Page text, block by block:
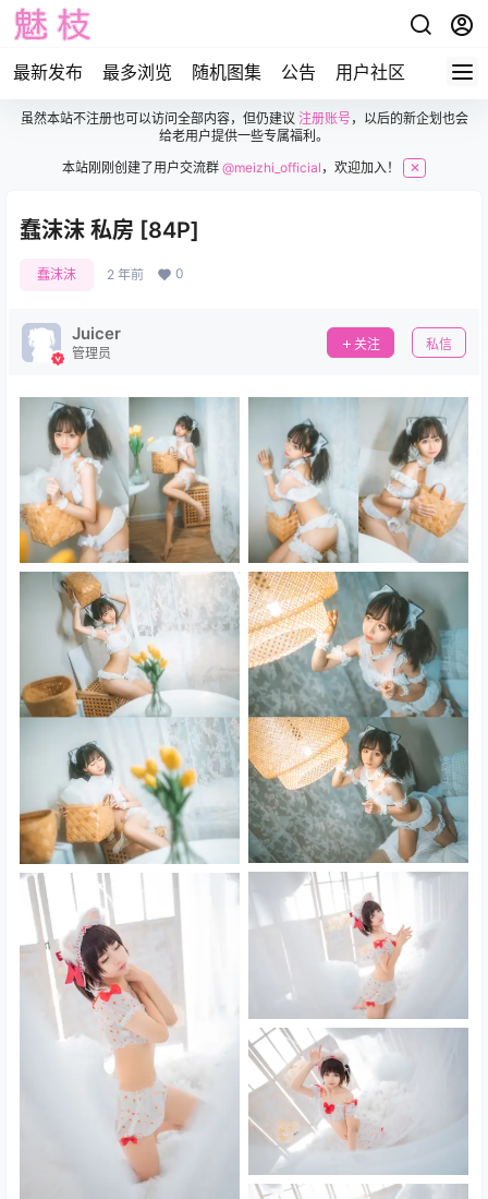
最新发布 最多浏览 随机图集 公告 用户社区
虽然本站不注册也可以访问全部内容，但仍建议 注册账号，以后的新企划也会
给老用户提供一些专属福利。
本站刚刚创建了用户交流群@meizhi_official ，欢迎加入！ ✕
蠢沫沫 私房 [84P]
蠢沫沫 2 年前 0
Juicer
管理员
关注 私信